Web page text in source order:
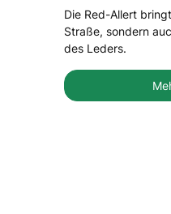
Die Red-Allert
Straße, sondern
des Leders.